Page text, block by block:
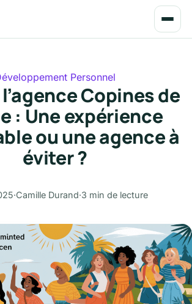
Personnel
Copines de
: Une expérience
ou une agence à
éviter ?
·Camille Durand·3 min de lecture